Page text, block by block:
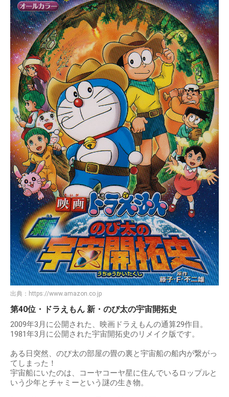
出典： https://www.amazon.co.jp
第40位・ドラえもん 新・のび太の宇宙開拓史
2009年3月に公開された、映画ドラえもんの通算29作目。
1981年3月に公開された宇宙開拓史のリメイク版です。
ある日突然、のび太の部屋の畳の裏と宇宙船の船内が繋がっ
てしまった！
宇宙船にいたのは、コーヤコーヤ星に住んでいるロップルと
いう少年とチャミーという謎の生き物。